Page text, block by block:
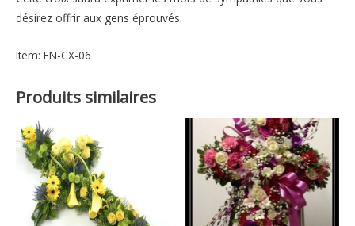
désirez offrir aux gens éprouvés.
Item: FN-CX-06
Produits similaires